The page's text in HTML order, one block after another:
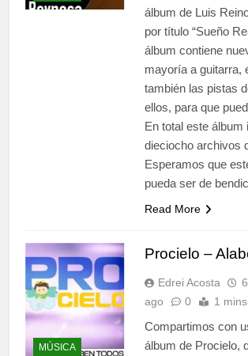
álbum de Luis
por título “Sueño
álbum contiene
mayoría a guitarra,
también las pistas
ellos, para que
En total este álbum
dieciocho archivos
Esperamos que
pueda ser de
Read More
MÚSICA
Procielo –
Edrei Acosta
ago
0 1 mins
Compartimos con
álbum de Procielo,